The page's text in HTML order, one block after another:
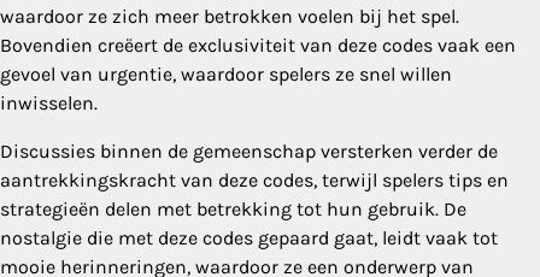
waardoor ze zich meer betrokken voelen bij het spel.
Bovendien creëert de exclusiviteit van deze codes vaak een
gevoel van urgentie, waardoor spelers ze snel willen
inwisselen.
Discussies binnen de gemeenschap versterken verder de
aantrekkingskracht van deze codes, terwijl spelers tips en
strategieën delen met betrekking tot hun gebruik. De
nostalgie die met deze codes gepaard gaat, leidt vaak tot
mooie herinneringen, waardoor ze een onderwerp van